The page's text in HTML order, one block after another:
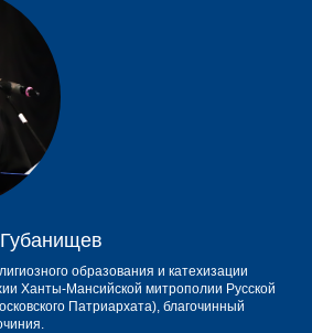
образования и катехизации
Ханты-Мансийской митрополии Русской
Патриархата), благочинный